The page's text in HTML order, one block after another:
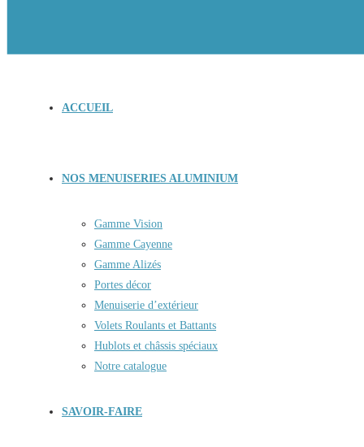
ACCUEIL
NOS MENUISERIES ALUMINIUM
Gamme Vision
Gamme Cayenne
Gamme Alizés
Portes décor
Menuiserie d’extérieur
Volets Roulants et Battants
Hublots et châssis spéciaux
Notre catalogue
SAVOIR-FAIRE